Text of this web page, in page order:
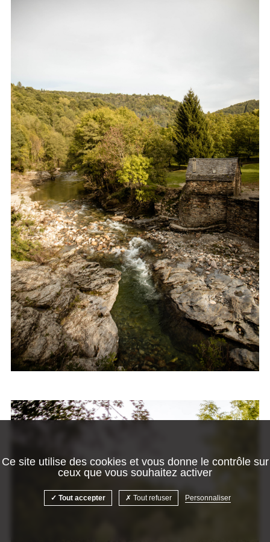
Ce site utilise des cookies et vous donne le contrôle sur
ceux que vous souhaitez activer
Tout accepter Tout refuser Personnaliser